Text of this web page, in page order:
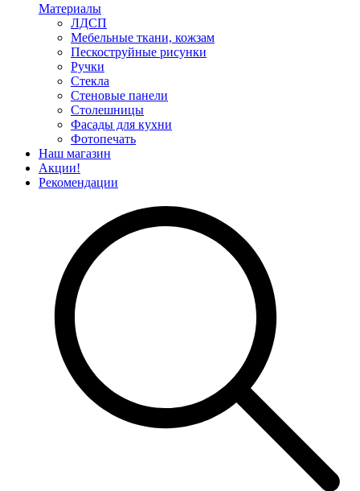
Материалы
ЛДСП
Мебельные ткани, кожзам
Пескоструйные рисунки
Ручки
Стекла
Стеновые панели
Столешницы
Фасады для кухни
Фотопечать
Наш магазин
Акции!
Рекомендации